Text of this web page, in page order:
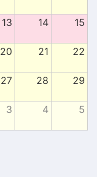
13 14 15
20 21 22
27 28 29
3 4 5